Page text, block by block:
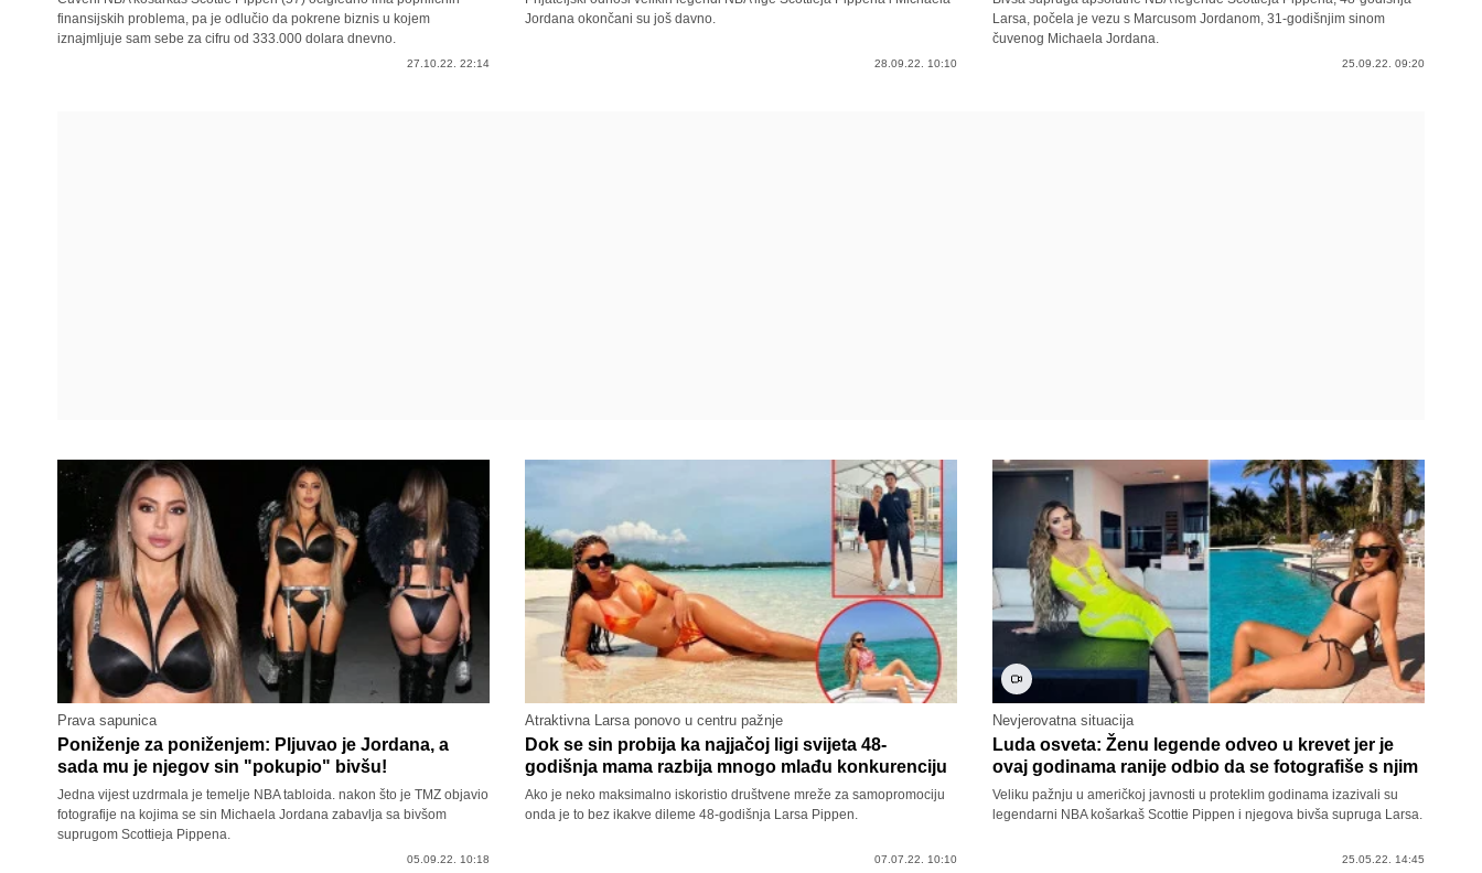
finansijskih problema, pa je odlučio da pokrene biznis u kojem
iznajmljuje sam sebe za cifru od 333.000 dolara dnevno.
27.10.22. 22:14
Jordana okončani su još davno.
28.09.22. 10:10
Larsa, počela je vezu s Marcusom Jordanom, 31-godišnjim sinom
čuvenog Michaela Jordana.
25.09.22. 09:20
Prava sapunica
Poniženje za poniženjem: Pljuvao je Jordana, a
sada mu je njegov sin "pokupio" bivšu!
Jedna vijest uzdrmala je temelje NBA tabloida. nakon što je TMZ objavio
fotografije na kojima se sin Michaela Jordana zabavlja sa bivšom
suprugom Scottieja Pippena.
05.09.22. 10:18
Atraktivna Larsa ponovo u centru pažnje
Dok se sin probija ka najjačoj ligi svijeta 48-
godišnja mama razbija mnogo mlađu konkurenciju
Ako je neko maksimalno iskoristio društvene mreže za samopromociju
onda je to bez ikakve dileme 48-godišnja Larsa Pippen.
07.07.22. 10:10
Nevjerovatna situacija
Luda osveta: Ženu legende odveo u krevet jer je
ovaj godinama ranije odbio da se fotografiše s njim
Veliku pažnju u američkoj javnosti u proteklim godinama izazivali su
legendarni NBA košarkaš Scottie Pippen i njegova bivša supruga Larsa.
25.05.22. 14:45